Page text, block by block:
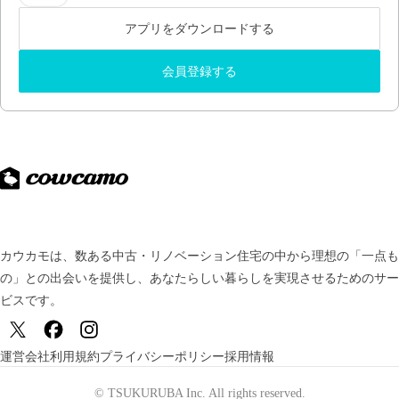
アプリをダウンロードする
会員登録する
カウカモは、数ある中古・リノベーション住宅の中から理想の「一点も
の」との出会いを提供し、 あなたらしい暮らしを実現させるためのサー
ビスです。
運営会社利用規約プライバシーポリシー採用情報
© TSUKURUBA Inc. All rights reserved.